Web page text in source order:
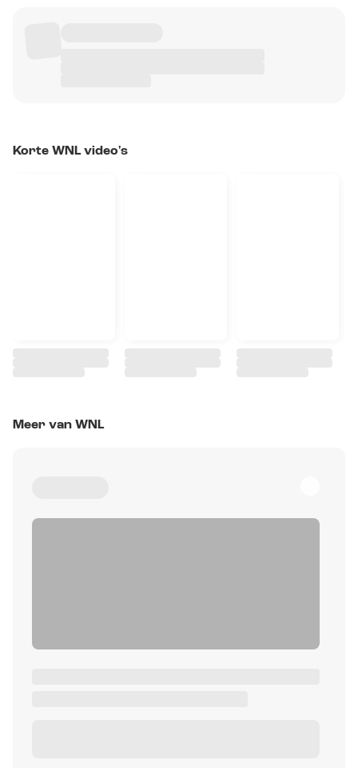
Korte WNL video's
Meer van WNL